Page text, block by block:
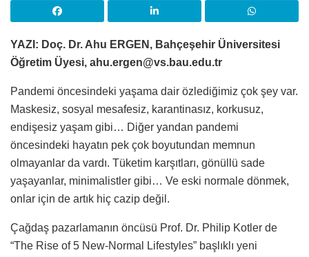
YAZI: Doç. Dr. Ahu ERGEN, Bahçeşehir Üniversitesi
Öğretim Üyesi, ahu.ergen@vs.bau.edu.tr
Pandemi öncesindeki yaşama dair özlediğimiz çok şey var.
Maskesiz, sos­yal mesafesiz, karantinasız, korkusuz,
endişesiz yaşam gibi… Diğer yandan pandemi
öncesindeki hayatın pek çok boyutundan memnun
olmayanlar da vardı. Tüketim karşıtları, gönüllü sade
yaşayanlar, minimalistler gibi… Ve eski normale dönmek,
onlar için de artık hiç cazip değil.
Çağdaş pazarlamanın öncüsü Prof. Dr. Philip Kotler de
“The Rise of 5 New-Normal Lifestyles” başlıklı yeni